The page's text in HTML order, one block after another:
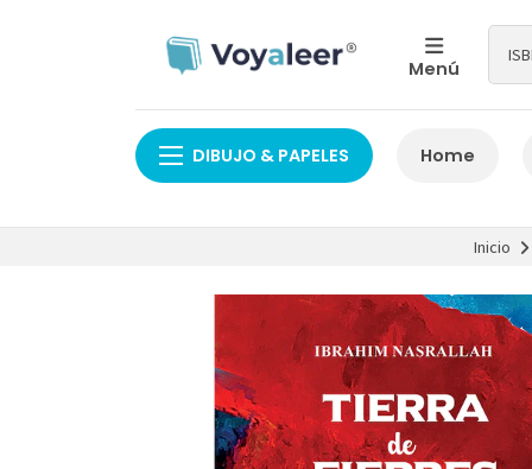
Menú
DIBUJO & PAPELES Home
Inicio